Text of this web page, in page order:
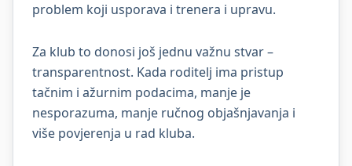
problem koji usporava i trenera i upravu.
Za klub to donosi još jednu važnu stvar –
transparentnost. Kada roditelj ima pristup
tačnim i ažurnim podacima, manje je
nesporazuma, manje ručnog objašnjavanja i
više povjerenja u rad kluba.